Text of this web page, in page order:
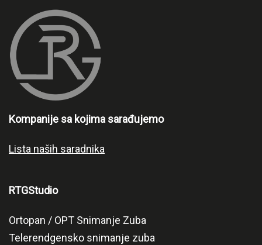
Kompanije sa kojima sarađujemo
Lista naših saradnika
RTGStudio
Ortopan / OPT Snimanje Zuba
Telerendgensko snimanje zuba